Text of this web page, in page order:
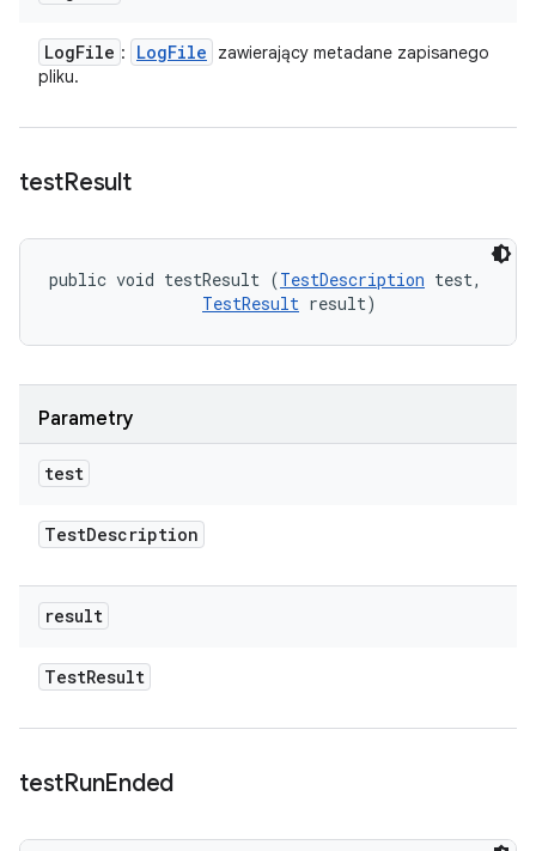
LogFile : LogFile
zawierający metadane zapisanego
pliku.
testResult
public void testResult (TestDescription test,
TestResult result)
Parametry
test
TestDescription
result
TestResult
testRunEnded